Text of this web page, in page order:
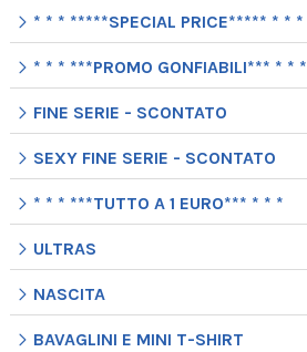
* * * *****SPECIAL PRICE***** * * *
* * * ***PROMO GONFIABILI*** * * *
FINE SERIE - SCONTATO
SEXY FINE SERIE - SCONTATO
* * * ***TUTTO A 1 EURO*** * * *
ULTRAS
NASCITA
BAVAGLINI E MINI T-SHIRT